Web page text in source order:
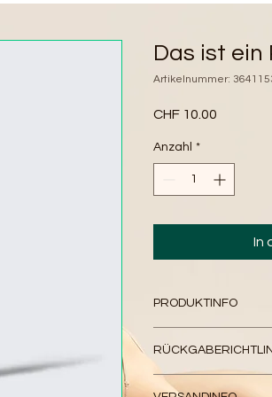
Das ist ein
Artikelnummer:
CHF 10.00
Anzahl *
In
PRODUKTINFO
deinem Produkt
und Materialien
Reinigungshinweise.
Das ist eine